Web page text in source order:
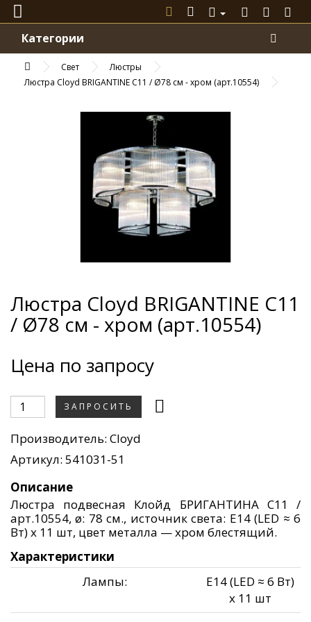
Категории
Свет
Люстры
Люстра Cloyd BRIGANTINE C11 / Ø78 см - хром (арт.10554)
Люстра Cloyd BRIGANTINE C11
/ Ø78 см - хром (арт.10554)
Цена по запросу
ЗАПРОСИТЬ
Производитель: Cloyd
Артикул: 541031-51
Описание
Люстра подвесная Клойд БРИГАНТИНА C11 /
арт.10554, ø: 78 см., источник света: E14 (LED ≈ 6
Вт) х 11 шт, цвет металла — хром блестящий.
Характеристики
Лампы:
E14 (LED ≈ 6 Вт)
х 11 шт